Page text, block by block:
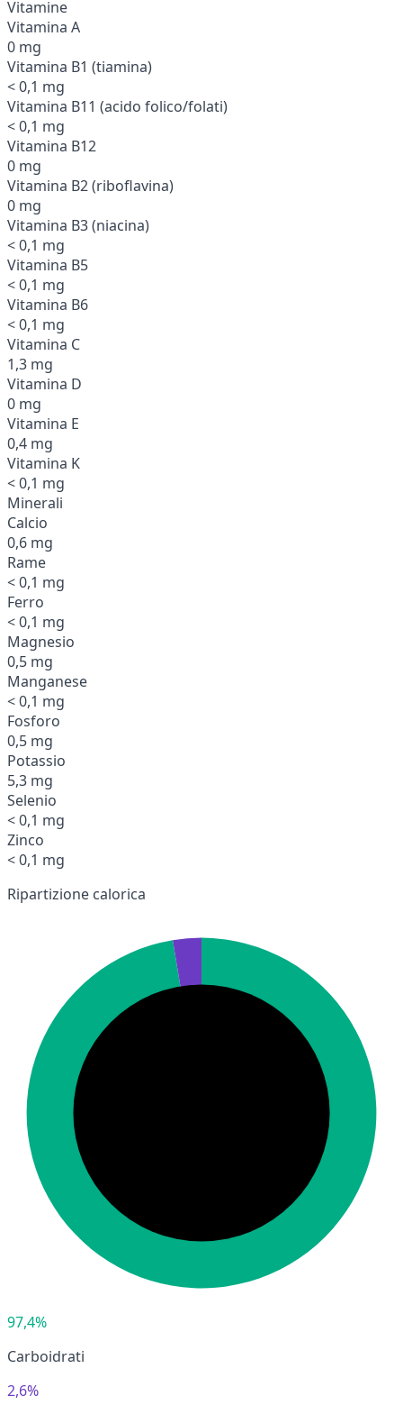
Vitamine
Vitamina A
0 mg
Vitamina B1 (tiamina)
< 0,1 mg
Vitamina B11 (acido folico/folati)
< 0,1 mg
Vitamina B12
0 mg
Vitamina B2 (riboflavina)
0 mg
Vitamina B3 (niacina)
< 0,1 mg
Vitamina B5
< 0,1 mg
Vitamina B6
< 0,1 mg
Vitamina C
1,3 mg
Vitamina D
0 mg
Vitamina E
0,4 mg
Vitamina K
< 0,1 mg
Minerali
Calcio
0,6 mg
Rame
< 0,1 mg
Ferro
< 0,1 mg
Magnesio
0,5 mg
Manganese
< 0,1 mg
Fosforo
0,5 mg
Potassio
5,3 mg
Selenio
< 0,1 mg
Zinco
< 0,1 mg
Ripartizione calorica
97,4%
Carboidrati
2,6%